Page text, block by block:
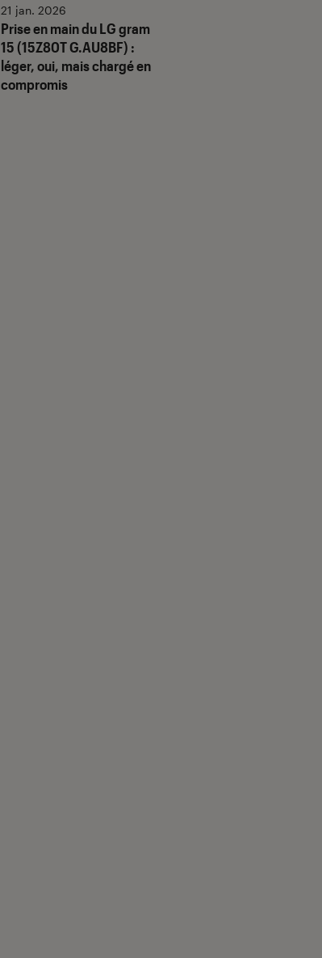
Prise en main du LG gram
15 (15Z80T G.AU8BF) :
léger, oui, mais chargé en
compromis
21 jan. 2026